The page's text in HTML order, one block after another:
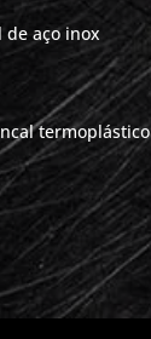
de aço inox
termoplástico